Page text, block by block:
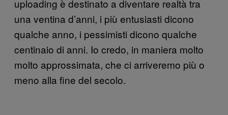
uploading è destinato a diventare realtà tra
una ventina d’anni, i più entusiasti dicono
qualche anno, i pessimisti dicono qualche
centinaio di anni. Io credo, in maniera molto
molto approssimata, che ci arriveremo più o
meno alla fine del secolo.